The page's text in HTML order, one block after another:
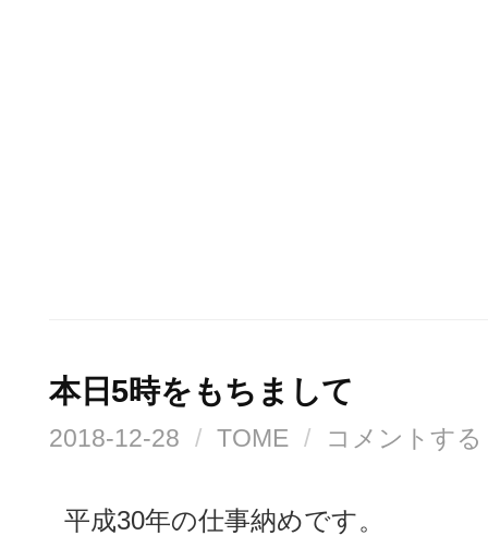
本日5時をもちまして
2018-12-28 / TOME / コメントする
平成30年の仕事納めです。